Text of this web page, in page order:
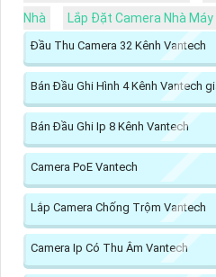
Nhà
Lắp Đặt Camera Nhà Máy
Đầu Thu Camera 32 Kênh Vantech
Bán Đầu Ghi Hình 4 Kênh Vantech
Bán Đầu Ghi Ip 8 Kênh Vantech
Camera PoE Vantech
Lắp Camera Chống Trộm Vantech
Camera Ip Có Thu Âm Vantech